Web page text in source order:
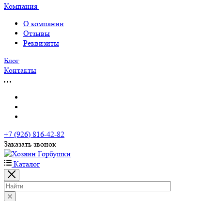
Компания
О компании
Отзывы
Реквизиты
Блог
Контакты
+7 (926) 816-42-82
Заказать звонок
Каталог